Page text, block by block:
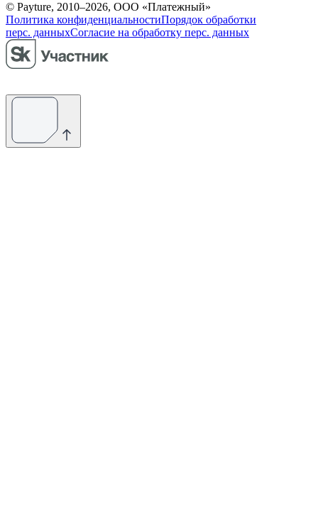
© Payture, 2010–2026, ООО «Платежный»
Политика конфиденциальностиПорядок обработки
перс. данныхСогласие на обработку перс. данных